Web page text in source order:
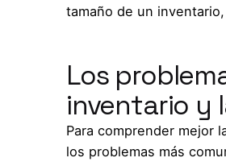
tamaño de un
Los
inventario y
Para comprender mejor
los problemas más